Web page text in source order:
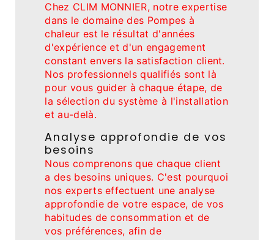
Chez CLIM MONNIER, notre expertise
dans le domaine des Pompes à
chaleur est le résultat d'années
d'expérience et d'un engagement
constant envers la satisfaction client.
Nos professionnels qualifiés sont là
pour vous guider à chaque étape, de
la sélection du système à l'installation
et au-delà.
Analyse approfondie de vos
besoins
Nous comprenons que chaque client
a des besoins uniques. C'est pourquoi
nos experts effectuent une analyse
approfondie de votre espace, de vos
habitudes de consommation et de
vos préférences, afin de